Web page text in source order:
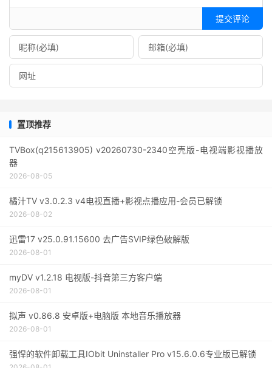
提交评论
置顶推荐
TVBox(q215613905) v20260730-2340空壳版-电视端影视播放
器
2026-08-05
橘汁TV v3.0.2.3 v4电视直播+影视点播应用-会员已解锁
2026-08-02
迅雷17 v25.0.91.15600 去广告SVIP绿色破解版
2026-08-01
myDV v1.2.18 电视版-抖音第三方客户端
2026-08-01
拟声 v0.86.8 安卓版+电脑版 本地音乐播放器
2026-08-01
强悍的软件卸载工具IObit Uninstaller Pro v15.6.0.6专业版已解锁